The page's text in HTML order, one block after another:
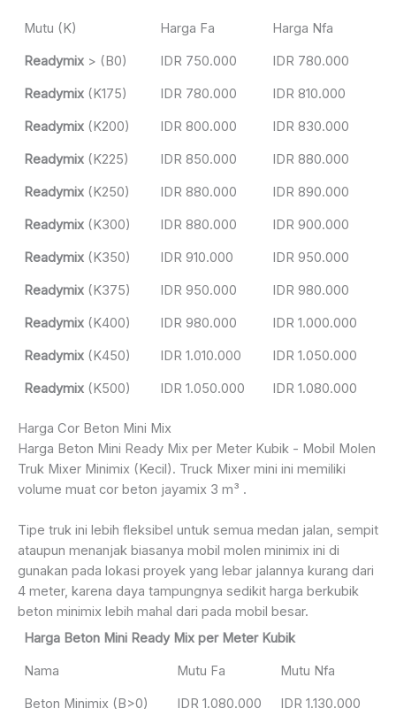
Mutu (K) Harga Fa Harga Nfa
Readymix > (B0) IDR 750.000 IDR 780.000
Readymix (K175) IDR 780.000 IDR 810.000
Readymix (K200) IDR 800.000 IDR 830.000
Readymix (K225) IDR 850.000 IDR 880.000
Readymix (K250) IDR 880.000 IDR 890.000
Readymix (K300) IDR 880.000 IDR 900.000
Readymix (K350) IDR 910.000 IDR 950.000
Readymix (K375) IDR 950.000 IDR 980.000
Readymix (K400) IDR 980.000 IDR 1.000.000
Readymix (K450) IDR 1.010.000 IDR 1.050.000
Readymix (K500) IDR 1.050.000 IDR 1.080.000
Harga Cor Beton Mini Mix
Harga Beton Mini Ready Mix per Meter Kubik - Mobil Molen
Truk Mixer Minimix (Kecil). Truck Mixer mini ini memiliki
volume muat cor beton jayamix 3 m³ .
Tipe truk ini lebih fleksibel untuk semua medan jalan, sempit
ataupun menanjak biasanya mobil molen minimix ini di
gunakan pada lokasi proyek yang lebar jalannya kurang dari
4 meter, karena daya tampungnya sedikit harga berkubik
beton minimix lebih mahal dari pada mobil besar.
Harga Beton Mini Ready Mix per Meter Kubik
Nama Mutu Fa Mutu Nfa
Beton Minimix (B>0) IDR 1.080.000 IDR 1.130.000